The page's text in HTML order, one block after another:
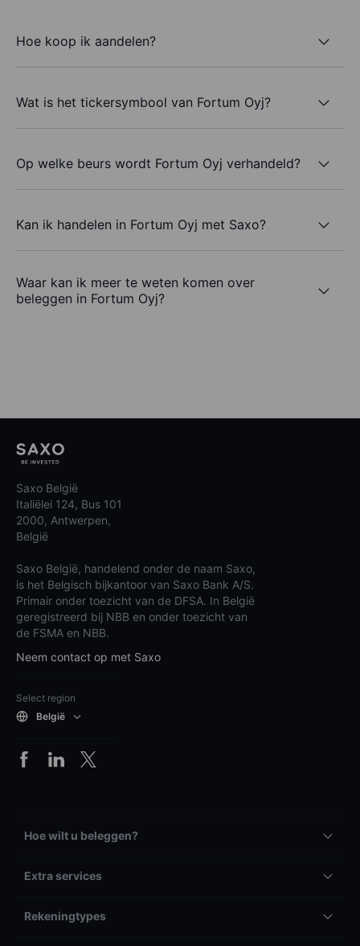
Hoe koop ik aandelen?
Wat is het tickersymbool van Fortum Oyj?
Op welke beurs wordt Fortum Oyj verhandeld?
Kan ik handelen in Fortum Oyj met Saxo?
Waar kan ik meer te weten komen over
beleggen in Fortum Oyj?
Saxo België
Italiëlei 124, Bus 101
2000, Antwerpen,
België
Saxo België, handelend onder de naam Saxo,
is het Belgisch bijkantoor van Saxo Bank A/S.
Primair onder toezicht van de DFSA. In België
geregistreerd bij NBB en onder toezicht van
de FSMA en NBB.
Neem contact op met Saxo
Select region
België
Hoe wilt u beleggen?
Extra services
Rekeningtypes